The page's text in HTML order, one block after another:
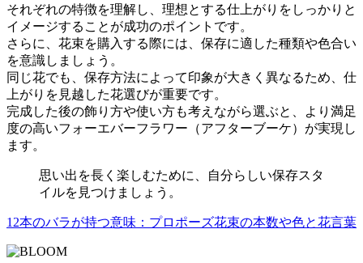
それぞれの特徴を理解し、理想とする仕上がりをしっかりと
イメージすることが成功のポイントです。
さらに、花束を購入する際には、保存に適した種類や色合い
を意識しましょう。
同じ花でも、保存方法によって印象が大きく異なるため、仕
上がりを見越した花選びが重要です。
完成した後の飾り方や使い方も考えながら選ぶと、より満足
度の高いフォーエバーフラワー（アフターブーケ）が実現し
ます。
思い出を長く楽しむために、自分らしい保存スタ
イルを見つけましょう。
12本のバラが持つ意味：プロポーズ花束の本数や色と花言葉